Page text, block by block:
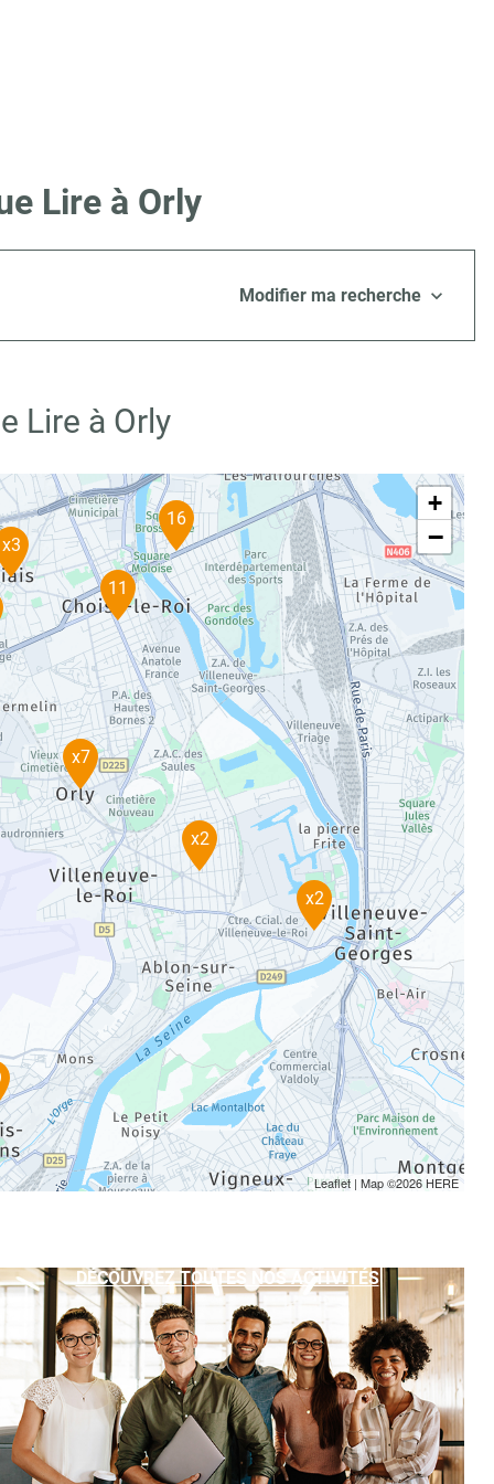
Lire à Orly
Modifier ma recherche
Lire à Orly
x2
16
11
x3
x2
x7
+
−
Leaflet | Map ©2026HERE
DÉCOUVREZ TOUTES NOS ACTIVITÉS